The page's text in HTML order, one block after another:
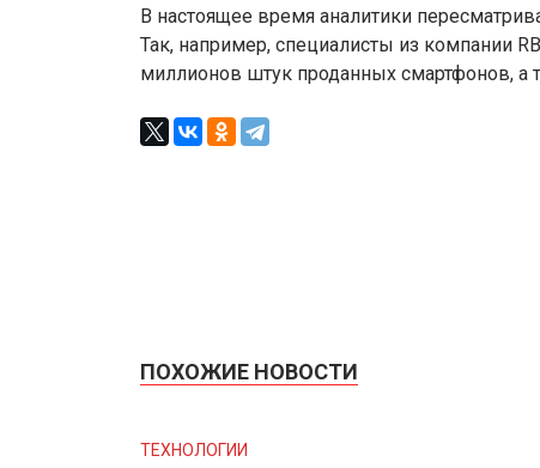
В настоящее время аналитики
Так, например, специалисты из компании
миллионов штук проданных смартфонов, а
ПОХОЖИЕ НОВОСТИ
ТЕХНОЛОГИИ